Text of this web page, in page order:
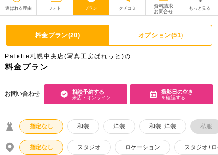
選ばれる理由 フォト プラン クチコミ
資料請求
お問合せ
もっと見る
撮影レポート フォトグラファー
衣装 ムービー
オプション
アクセス/TEL スタジオトップ
こだわりポイント
料金プラン(20) オプション(51)
Palette札幌中央店(写真工房ぱれっと)の
料金プラン
お問い合わせ 相談予約する
来店・オンライン
撮影日の空き
を確認する
指定なし 和装 洋装 和装+洋装 私服
指定なし スタジオ ロケーション スタジオ+